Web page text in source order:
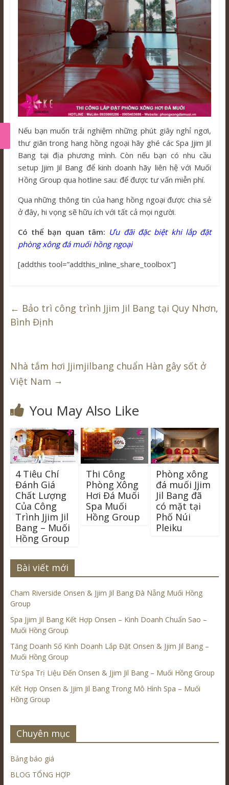
Nếu bạn muốn trải nghiệm những phút giây nghỉ ngơi,
thư giãn trong hang hồng ngoại hãy ghé các Spa Jjim Jil
Bang tại địa phương mình. Còn nếu bạn có nhu cầu
setup Jjim Jil Bang để kinh doanh hãy liên hệ với Muối
Hồng Group qua hotline sau: để được tư vấn miễn phí.
Qua những thông tin của hang hồng ngoại được chia sẻ
ở đây, hi vọng sẽ hữu ích với tất cả mọi người.
Có thể bạn quan tâm: Ưu đãi đặc biệt khi lắp đặt
phòng xông đá muối hồng ngoại
[addthis tool=”addthis_inline_share_toolbox”]
← Bảo trì công trình Jjim Jil Bang tại Quy Nhơn,
Bình Định
Nhà tắm hơi Jjimjilbang chuẩn Hàn gây sốt ở
Việt Nam →
You May Also Like
4 Tiêu Chí
Đánh Giá
Chất Lượng
Của Công
Trình Jjim Jil
Bang – Muối
Hồng Group
Thi Công
Phòng Xông
Hơi Đá Muối
Spa Muối
Hồng Group
Phòng xông
đá muối Jjim
Jil Bang đã
có mặt tại
Phố Núi
Pleiku
Bài viết mới
Cham Riverside Onsen & Jjim Jil Bang Đà Nẵng Muối Hồng
Group
Spa Jjim Jil Bang Kết Hợp Onsen – Kinh Doanh Chuẩn Sao –
Muối Hồng Group
Tăng Doanh Số Kinh Doanh Lắp Đặt Onsen & Jjim Jil Bang –
Muối Hồng Group
Từ Spa Trị Liệu Đến Onsen & Jjim Jil Bang – Muối Hồng Group
Kết Hợp Onsen & Jjim Jil Bang Trong Mô Hình Spa – Muối
Hồng Group
Chuyên mục
Bảng báo giá
BLOG TỔNG HỢP